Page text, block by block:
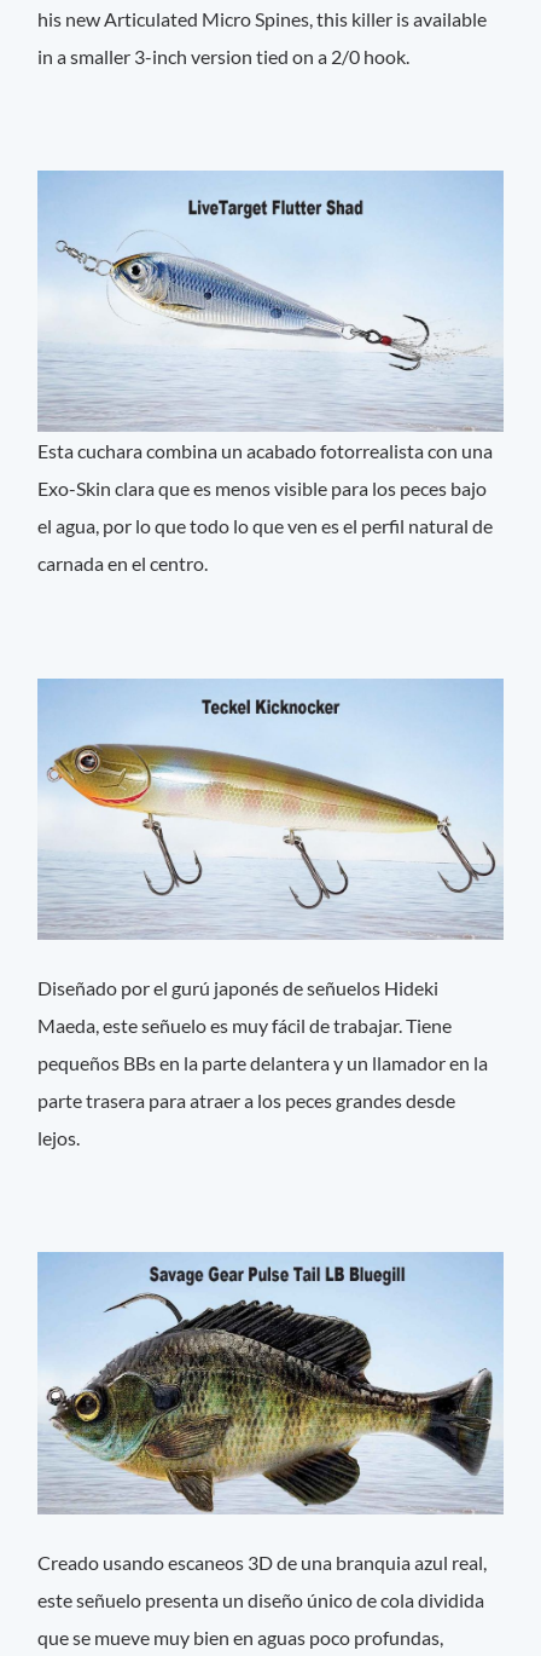
his new Articulated Micro Spines, this killer is available
in a smaller 3-inch ­version tied on a 2/0 hook.
Esta cuchara combina un acabado fotorrealista con una
Exo-Skin clara que es menos visible para los peces bajo
el agua, por lo que todo lo que ven es el perfil natural de
carnada en el centro.
Diseñado por el gurú japonés de señuelos Hideki
Maeda, este señuelo es muy fácil de trabajar. Tiene
pequeños BBs en la parte delantera y un llamador en la
parte trasera para atraer a los peces grandes desde
lejos.
Creado usando escaneos 3D de una branquia azul real,
este señuelo presenta un diseño único de cola dividida
que se mueve muy bien en aguas poco profundas,